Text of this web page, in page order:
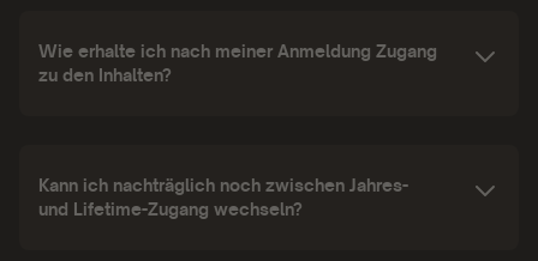
Wie erhalte ich nach meiner Anmeldung Zugang
zu den Inhalten?
Kann ich nachträglich noch zwischen Jahres-
und Lifetime-Zugang wechseln?